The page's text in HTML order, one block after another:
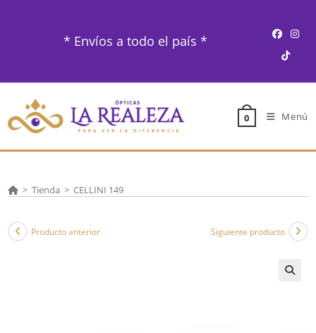
* Envíos a todo el país *
0 Menú
> Tienda > CELLINI 149
Producto anterior Siguiente producto